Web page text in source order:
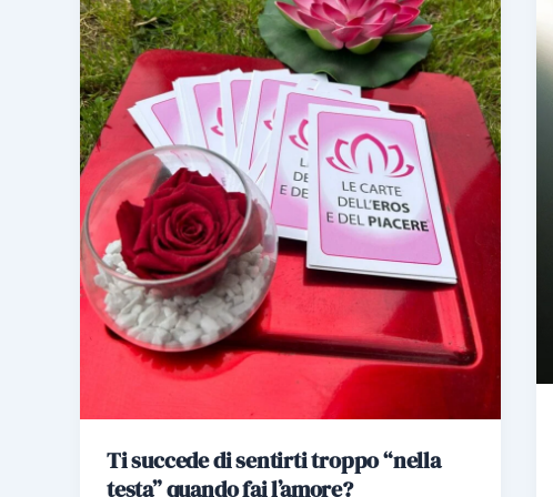
Ti succede di sentirti troppo “nella
testa” quando fai l’amore?